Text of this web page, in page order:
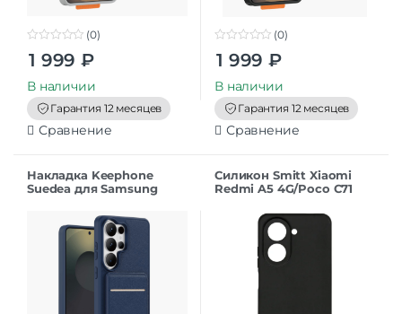
t
o
f
5
(0)
1 999 ₽
В наличии
Гарантия 12 месяцев
Сравнение
t
o
f
5
(0)
1 999 ₽
В наличии
Гарантия 12 месяцев
Сравнение
Накладка Keephone
Suedea для Samsung
Силикон Smitt Xiaomi
Redmi A5 4G/Poco C71